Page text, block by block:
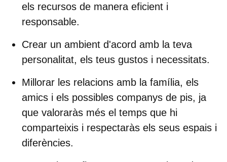
els recursos de manera eficient i
responsable.
Crear un ambient d'acord amb la teva
personalitat, els teus gustos i necessitats.
Millorar les relacions amb la família, els
amics i els possibles companys de pis, ja
que valoraràs més el temps que hi
comparteixis i respectaràs els seus espais i
diferències.